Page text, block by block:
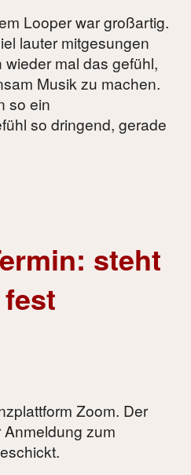
Looper war großartig.
lauter mitgesungen
mal das gefühl,
Musik zu machen.
so ein
so dringend, gerade
steht
Zoom. Der
zum